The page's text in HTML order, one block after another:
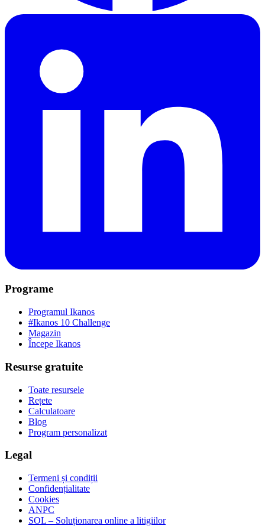
Programe
Programul Ikanos
#Ikanos 10 Challenge
Magazin
Începe Ikanos
Resurse gratuite
Toate resursele
Rețete
Calculatoare
Blog
Program personalizat
Legal
Termeni și condiții
Confidențialitate
Cookies
ANPC
SOL – Soluționarea online a litigiilor